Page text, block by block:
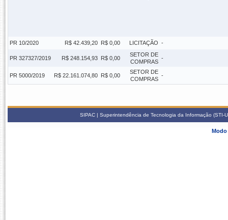
PR 10/2020 R$ 42.439,20 R$ 0,00 LICITAÇÃO -
PR 327327/2019 R$ 248.154,93 R$ 0,00
SETOR DE
COMPRAS
-
PR 5000/2019 R$ 22.161.074,80 R$ 0,00
SETOR DE
COMPRAS
-
SIPAC | Superintendência de Tecnologia da Informação
Modo